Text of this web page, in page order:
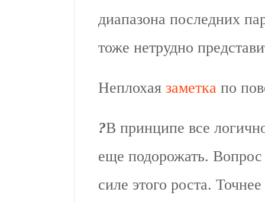
диапазона последних
тоже нетрудно
Неплохая заметка по
?В принципе все
еще подорожать.
силе этого роста.